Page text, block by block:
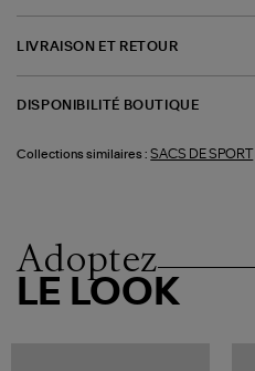
LIVRAISON ET RETOUR
DISPONIBILITÉ BOUTIQUE
Collections similaires : SACS DE SPORT
Adoptez
LE LOOK